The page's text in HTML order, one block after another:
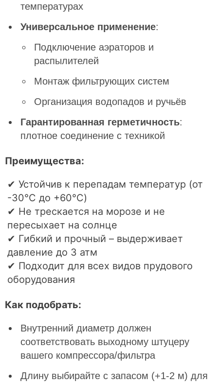
температурах
Универсальное применение:
Подключение аэраторов и
распылителей
Монтаж фильтрующих систем
Организация водопадов и ручьёв
Гарантированная герметичность:
плотное соединение с техникой
Преимущества:
✔ Устойчив к перепадам температур (от
-30°C до +60°C)
✔ Не трескается на морозе и не
пересыхает на солнце
✔ Гибкий и прочный – выдерживает
давление до 3 атм
✔ Подходит для всех видов прудового
оборудования
Как подобрать:
Внутренний диаметр должен
соответствовать выходному штуцеру
вашего компрессора/фильтра
Длину выбирайте с запасом (+1-2 м) для